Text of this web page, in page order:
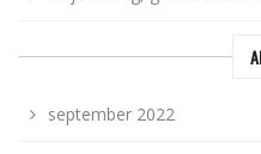
september 2022